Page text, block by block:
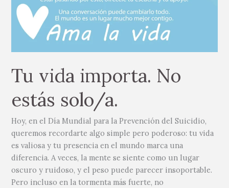
Tu vida importa. No
estás solo/a.
Hoy, en el Día Mundial para la Prevención del Suicidio,
queremos recordarte algo simple pero poderoso: tu vida
es valiosa y tu presencia en el mundo marca una
diferencia. A veces, la mente se siente como un lugar
oscuro y ruidoso, y el peso puede parecer insoportable.
Pero incluso en la tormenta más fuerte, no